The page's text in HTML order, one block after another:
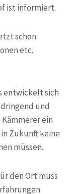
ist informiert.
schon
etc.
entwickelt sich
und
ein
Zukunft keine
müssen.
den Ort muss